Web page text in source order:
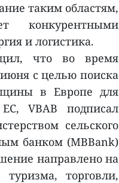
таким областям,
конкурентными
и логистика.
что во время
с целью поиска
в Европе для
VBAB подписал
сельского
банком (MBBank)
направлено на
торговли,